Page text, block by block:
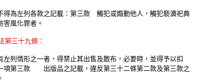
得為左列各款之記載：第三款 觸犯或煽動他人，觸犯褻瀆祀典
害風化罪者。
第三十九條：
左列情形之一者，得禁止其出售及散布，必要時，並得予以扣
項第三款 出版品之記載，違反第三十二條第二款及第三款之